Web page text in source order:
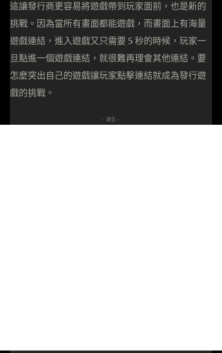
這讓發行商更容易將遊戲帶到玩家面前，也是新的
挑戰。因為當所有畫面都能遊戲，而畫面上有海量
遊戲連結，進入遊戲又只需要 5 秒的時候，玩家一
旦點進一個遊戲連結，就很難再理會其他連結。要
怎麼突出自己的遊戲讓玩家點擊連結就成為發行遊
戲的挑戰。
- 廣告 -